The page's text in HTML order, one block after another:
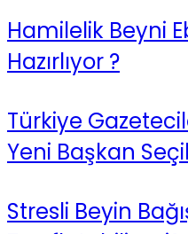
Hamilelik Beyni
Hazırlıyor ?
Türkiye
Yeni Başkan
Stresli Beyin